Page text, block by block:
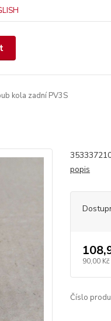
kola zadní PV3S
popis
90,00 Kč
Číslo